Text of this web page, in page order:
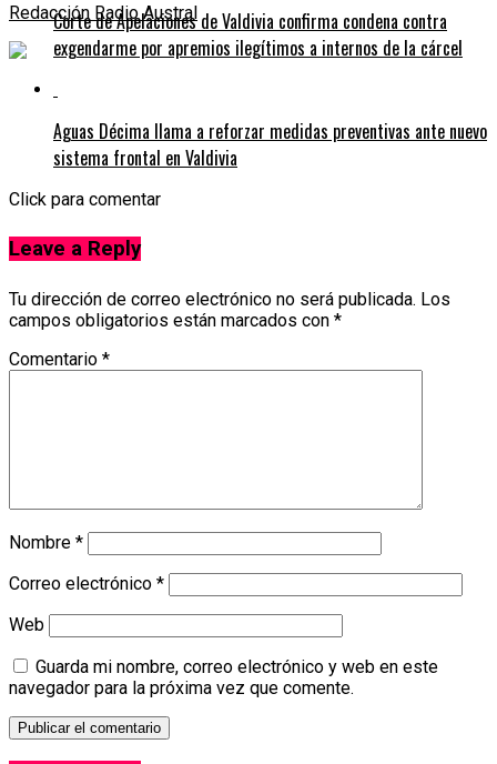
Redacción Radio Austral
Corte de Apelaciones de Valdivia confirma condena contra
exgendarme por apremios ilegítimos a internos de la cárcel
Aguas Décima llama a reforzar medidas preventivas ante nuevo
sistema frontal en Valdivia
Click para comentar
Leave a Reply
Tu dirección de correo electrónico no será publicada. Los
campos obligatorios están marcados con *
Comentario *
Nombre *
Correo electrónico *
Web
Guarda mi nombre, correo electrónico y web en este
navegador para la próxima vez que comente.